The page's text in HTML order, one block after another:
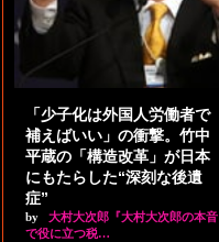
「少子化は外国人労働者で
補えばいい」の衝撃。竹中
平蔵の「構造改革」が日本
にもたらした“深刻な後遺
症”
by
大村大次郎『大村大次郎の本音
で役に立つ税…